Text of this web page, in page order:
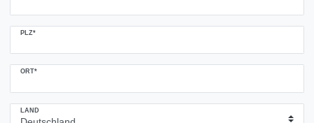
PLZ*
ORT*
LAND